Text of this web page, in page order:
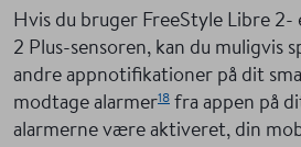
Hvis du bruger FreeStyle Libre 2-
2 Plus-sensoren, kan du muligvis
andre appnotifikationer på dit
modtage alarmer18 fra appen på
alarmerne være aktiveret, din